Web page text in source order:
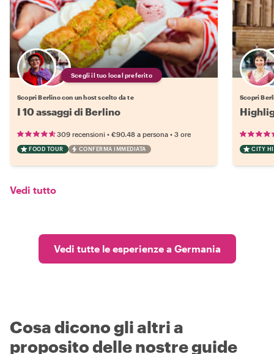
Scegli il tuo local preferito
Scopri Berlino con un host scelto da te
I 10 assaggi di Berlino
309 recensioni • €90.48 a persona • 3 ore
FOOD TOUR CONFERMA IMMEDIATA
Scopri
CITY
Vedi tutto
Vedi tutte le esperienze a Germania
Cosa dicono gli altri a
proposito delle nostre guide